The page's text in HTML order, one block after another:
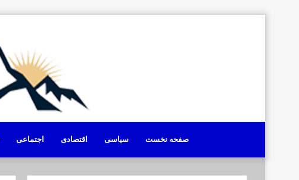
صفحه نخست سیاسی اقتصادی اجتماعی